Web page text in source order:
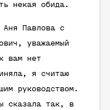
некая обида.
Павлова с
уважаемый
вам нет
я считаю
руководством.
сказала так, в